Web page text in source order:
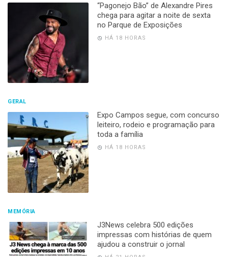
“Pagonejo Bão” de Alexandre Pires
chega para agitar a noite de sexta
no Parque de Exposições
HÁ 18 HORAS
GERAL
Expo Campos segue, com concurso
leiteiro, rodeio e programação para
toda a família
HÁ 18 HORAS
MEMÓRIA
J3News celebra 500 edições
impressas com histórias de quem
ajudou a construir o jornal